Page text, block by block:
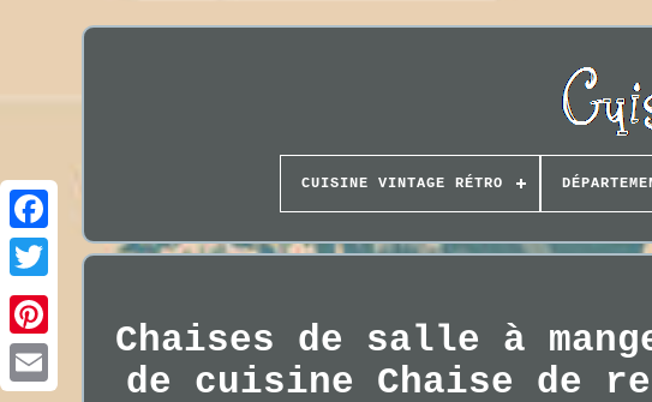
CUISINE VINTAGE RÉTRO
Chaises de salle à
de cuisine Chaise de